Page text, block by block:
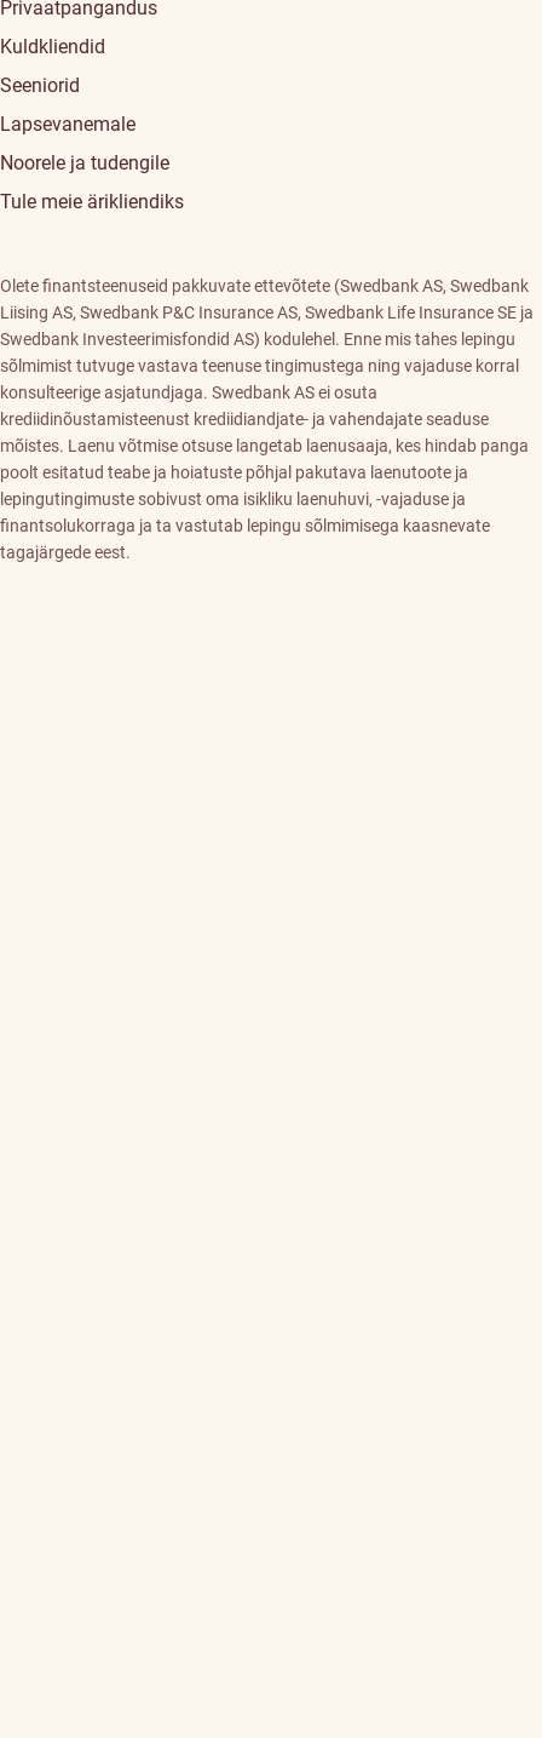
Privaatpangandus
Kuldkliendid
Seeniorid
Lapsevanemale
Noorele ja tudengile
Tule meie ärikliendiks
Olete finantsteenuseid pakkuvate ettevõtete (Swedbank AS, Swedbank
Liising AS, Swedbank P&C Insurance AS, Swedbank Life Insurance SE ja
Swedbank Investeerimisfondid AS) kodulehel. Enne mis tahes lepingu
sõlmimist tutvuge vastava teenuse tingimustega ning vajaduse korral
konsulteerige asjatundjaga. Swedbank AS ei osuta
krediidinõustamisteenust krediidiandjate- ja vahendajate seaduse
mõistes. Laenu võtmise otsuse langetab laenusaaja, kes hindab panga
poolt esitatud teabe ja hoiatuste põhjal pakutava laenutoote ja
lepingutingimuste sobivust oma isikliku laenuhuvi, -vajaduse ja
finantsolukorraga ja ta vastutab lepingu sõlmimisega kaasnevate
tagajärgede eest.